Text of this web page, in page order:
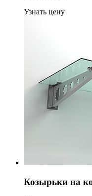
Узнать цену
Козырьки на